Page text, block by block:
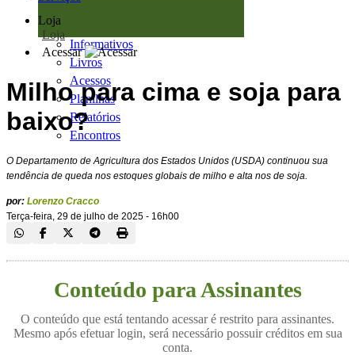
Loja
Loja
Informativos
Livros
Acessos
Planilhas
Relatórios
Encontros
Acessar
Milho para cima e soja para
baixo?
O Departamento de Agricultura dos Estados Unidos (USDA) continuou sua
tendência de queda nos estoques globais de milho e alta nos de soja.
por: Lorenzo Cracco
Terça-feira, 29 de julho de 2025 - 16h00
Conteúdo para Assinantes
O conteúdo que está tentando acessar é restrito para assinantes.
Mesmo após efetuar login, será necessário possuir créditos em sua
conta.